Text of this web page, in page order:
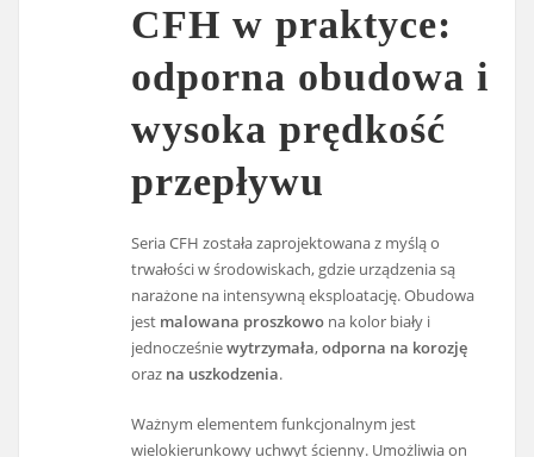
CFH w praktyce:
odporna obudowa i
wysoka prędkość
przepływu
Seria CFH została zaprojektowana z myślą o
trwałości w środowiskach, gdzie urządzenia są
narażone na intensywną eksploatację. Obudowa
jest malowana proszkowo na kolor biały i
jednocześniewytrzymała,odporna na korozję
oraz na uszkodzenia.
Ważnym elementem funkcjonalnym jest
wielokierunkowy uchwyt ścienny. Umożliwia on